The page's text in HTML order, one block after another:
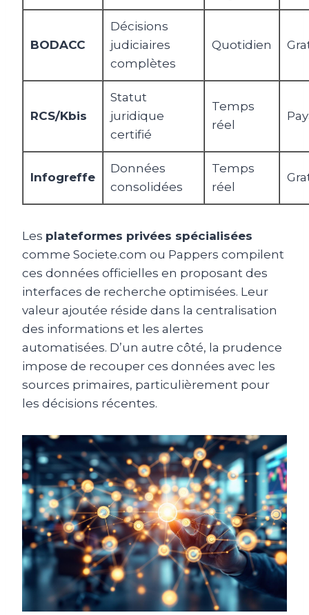
BODACC
Décisions
judiciaires
complètes
Quotidien
RCS/Kbis
Statut
juridique
certifié
Temps
réel
Infogreffe
Données
consolidées
Temps
réel
Les plateformes privées spécialisées
comme Societe.com ou Pappers compilent
ces données officielles en proposant des
interfaces de recherche optimisées. Leur
valeur ajoutée réside dans la centralisation
des informations et les alertes
automatisées. D’un autre côté, la prudence
impose de recouper ces données avec les
sources primaires, particulièrement pour
les décisions récentes.